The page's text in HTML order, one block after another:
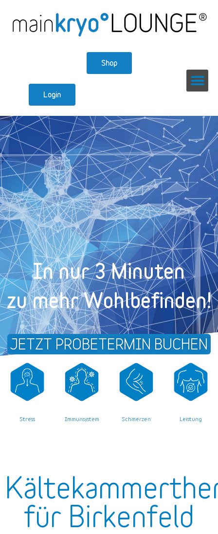
Shop
Login
In nur 3 Minuten
zu mehr Wohl­befinden!
JETZT PROBETERMIN BUCHEN
Stress Immunsystem Schmerzen Leistung
für Birkenfeld